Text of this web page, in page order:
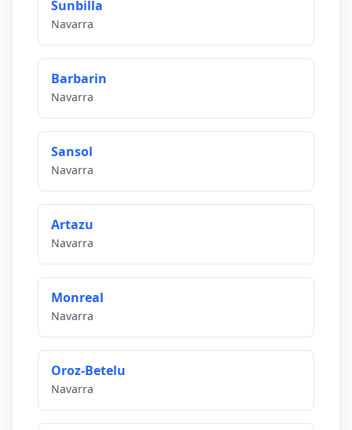
Sunbilla
Navarra
Barbarin
Navarra
Sansol
Navarra
Artazu
Navarra
Monreal
Navarra
Oroz-Betelu
Navarra